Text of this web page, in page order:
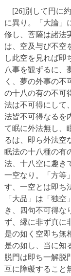
[26]別して円に
に異り。「大論」
修し、菩薩は諸法
は、空及与び不空
し此空を見れば即
八事を観ずるに、
く、夢の外事の不
の十八の有の不可
法は不可得にして
法皆不可得なるを
て眠に外法無し、
るは、即ら外法空
眠法の十八種の有
法、十八空に趣き
一空なり。「方等
す、一空とは即ち
「大品」は「独
き、四句不可得な
ず、縁に非ず真に
是の如く空即ち無
是の如し、当に知
脱門は即ち一解脱
互に障礙すること